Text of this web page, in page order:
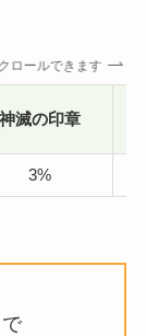
ロールできます
神滅の印章
3%